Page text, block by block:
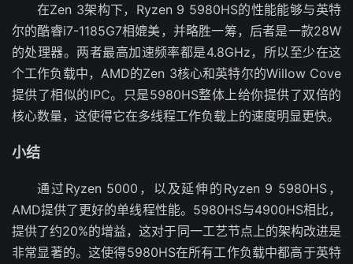
在Zen 3架构下，Ryzen 9 5980HS的性能能够与英特
尔的酷睿i7-1185G7相媲美，并略胜一筹，后者是一款28W
的处理器。两者最高加速频率都是4.8GHz，所以至少在这
个工作负载中，AMD的Zen 3核心和英特尔的Willow Cove
提供了相似的IPC。只是5980HS整体上给你提供了双倍的
核心数量，这使得它在多线程工作负载上的速度明显更快。
小结
通过Ryzen 5000，以及延伸的Ryzen 9 5980HS，
AMD提供了更好的单线程性能。5980HS与4900HS相比，
提供了约20%的增益，这对于同一工艺节点上的架构改进是
非常显著的。这使得5980HS在所有工作负载中都高于英特